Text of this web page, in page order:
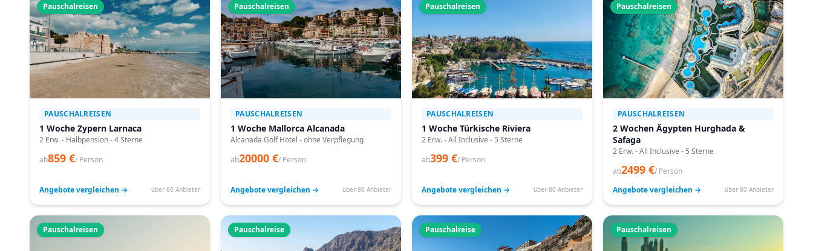
Pauschalreisen
PAUSCHALREISEN
1 Woche Zypern Larnaca
2 Erw. - Halbpension - 4 Sterne
ab859 €/ Person
Angebote vergleichen → über 80 Anbieter
Pauschalreisen
PAUSCHALREISEN
1 Woche Mallorca Alcanada
Alcanada Golf Hotel - ohne Verpflegung
ab20000 €/ Person
Angebote vergleichen → über 80 Anbieter
Pauschalreisen
PAUSCHALREISEN
1 Woche Türkische Riviera
2 Erw. - All Inclusive - 5 Sterne
ab399 €/ Person
Angebote vergleichen → über 80 Anbieter
Pauschalreisen
PAUSCHALREISEN
2 Wochen Ägypten Hurghada &
Safaga
2 Erw. - All Inclusive - 5 Sterne
ab2499 €/ Person
Angebote vergleichen →
über 80 Anbieter
Pauschalreisen Pauschalreise Pauschalreise Pauschalreisen